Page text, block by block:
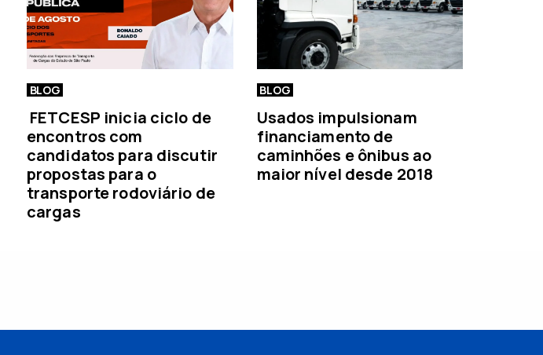
BLOG
FETCESP inicia ciclo de
encontros com
candidatos para discutir
propostas para o
transporte rodoviário de
cargas
BLOG
Usados impulsionam
financiamento de
caminhões e ônibus ao
maior nível desde 2018